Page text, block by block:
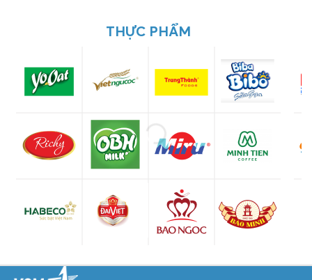
THỰC PHẨM